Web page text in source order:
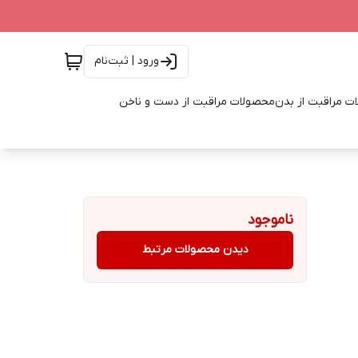
ورود | ثبت‌نام
مراقبت از بدنمحصولات مراقبت از دست و ناخن
ناموجود
دیدن محصولات مرتبط